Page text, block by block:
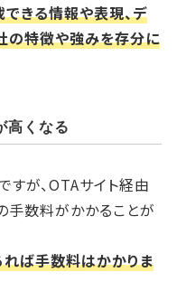
きる情報や表現、デ
の特徴や強みを存分に
高くなる
が、OTAサイト経由
数料がかかることが
ば手数料はかかりま